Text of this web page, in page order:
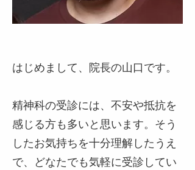
はじめまして、院長の山口です。
精神科の受診には、不安や抵抗を
感じる方も多いと思います。そう
したお気持ちを十分理解したうえ
で、どなたでも気軽に受診してい